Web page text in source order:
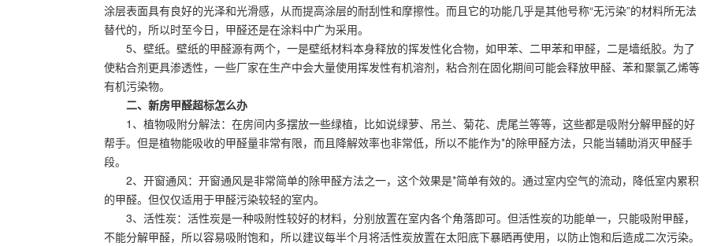
涂层表面具有良好的光泽和光滑感，从而提高涂层的耐刮性和摩擦性。而且它的功能几乎是其他号称“无污染”的材料所无法
替代的，所以时至今日，甲醛还是在涂料中广为采用。
5、壁纸。壁纸的甲醛源有两个，一是壁纸材料本身释放的挥发性化合物，如甲苯、二甲苯和甲醛，二是墙纸胶。为了
使粘合剂更具渗透性，一些厂家在生产中会大量使用挥发性有机溶剂，粘合剂在固化期间可能会释放甲醛、苯和聚氯乙烯等
有机污染物。
二、新房甲醛超标怎么办
1、植物吸附分解法：在房间内多摆放一些绿植，比如说绿萝、吊兰、菊花、虎尾兰等等，这些都是吸附分解甲醛的好
帮手。但是植物能吸收的甲醛量非常有限，而且降解效率也非常低，所以不能作为*的除甲醛方法，只能当辅助消灭甲醛手
段。
2、开窗通风：开窗通风是非常简单的除甲醛方法之一，这个效果是*简单有效的。通过室内空气的流动，降低室内累积
的甲醛。但仅仅适用于甲醛污染较轻的室内。
3、活性炭：活性炭是一种吸附性较好的材料，分别放置在室内各个角落即可。但活性炭的功能单一，只能吸附甲醛，
不能分解甲醛，所以容易吸附饱和，所以建议每半个月将活性炭放置在太阳底下暴晒再使用，以防止饱和后造成二次污染。